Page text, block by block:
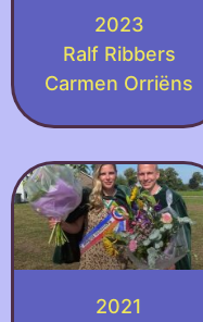
2023
Ralf Ribbers
Carmen Orriëns
2021